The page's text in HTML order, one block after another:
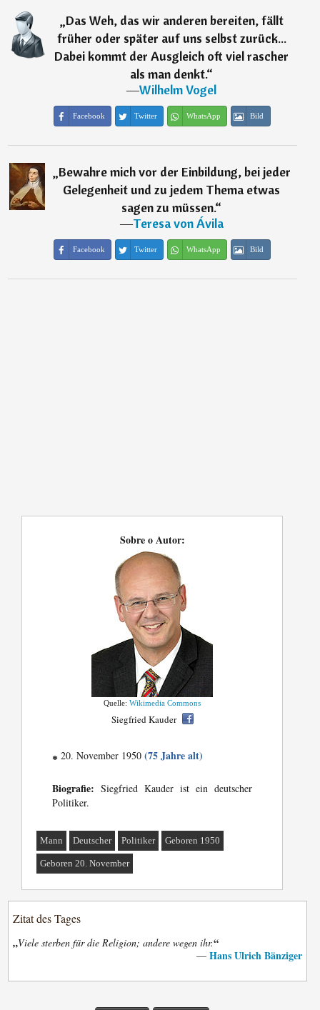
„Das Weh, das wir anderen bereiten, fällt
früher oder später auf uns selbst zurück...
Dabei kommt der Ausgleich oft viel rascher
als man denkt.“
―Wilhelm Vogel
Facebook Twitter WhatsApp Bild
„Bewahre mich vor der Einbildung, bei jeder
Gelegenheit und zu jedem Thema etwas
sagen zu müssen.“
―Teresa von Ávila
Facebook Twitter WhatsApp Bild
Sobre o Autor:
Quelle:Wikimedia Commons
Siegfried Kauder
* 20. November 1950(75 Jahre alt)
Biografie: Siegfried Kauder ist ein deutscher
Politiker.
Mann Deutscher Politiker Geboren 1950
Geboren 20. November
Zitat des Tages
„Viele sterben für die Religion; andere wegen ihr.“
— Hans Ulrich Bänziger